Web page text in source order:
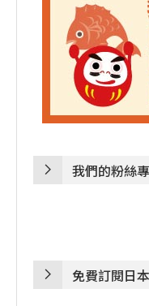
我們的粉絲
免費訂閱日